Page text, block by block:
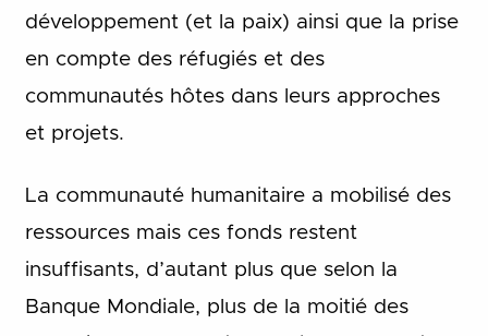
développement (et la paix) ainsi que la prise
en compte des réfugiés et des
communautés hôtes dans leurs approches
et projets.
La communauté humanitaire a mobilisé des
ressources mais ces fonds restent
insuffisants, d’autant plus que selon la
Banque Mondiale, plus de la moitié des